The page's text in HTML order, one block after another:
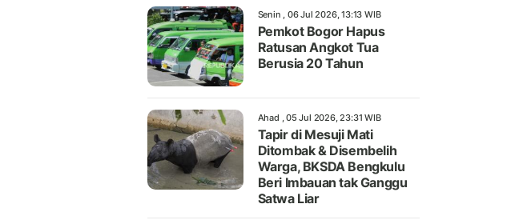
Senin , 06 Jul 2026, 13:13 WIB
Pemkot Bogor Hapus
Ratusan Angkot Tua
Berusia 20 Tahun
Ahad , 05 Jul 2026, 23:31 WIB
Tapir di Mesuji Mati
Ditombak & Disembelih
Warga, BKSDA Bengkulu
Beri Imbauan tak Ganggu
Satwa Liar